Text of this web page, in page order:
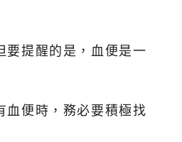
要提醒的是，血便是一
血便時，務必要積極找